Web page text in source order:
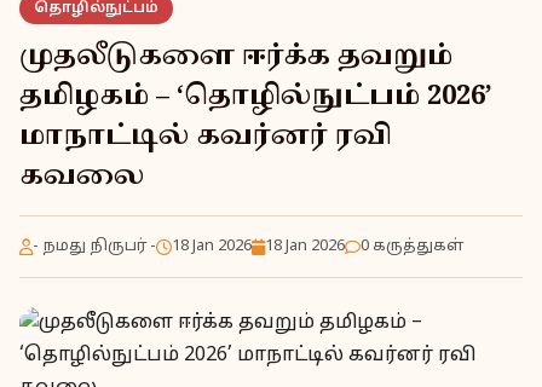
தொழில்நுட்பம்
முதலீடுகளை ஈர்க்க தவறும்
தமிழகம் – ‘தொழில்நுட்பம் 2026’
மாநாட்டில் கவர்னர் ரவி
கவலை
- நமது நிருபர் - 18 Jan 2026 18 Jan 2026 0 கருத்துகள்